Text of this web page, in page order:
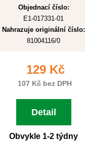
Objednací číslo:
E1-017331-01
Nahrazuje originální číslo:
81004116/0
129 Kč
107 Kč bez DPH
Detail
Obvykle 1-2 týdny